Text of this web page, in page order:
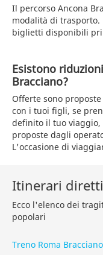
Il percorso Ancona
modalità di
biglietti disponibili
Esistono
Bracciano?
Offerte sono
con i tuoi figli, se
definito il tuo
proposte dagli
L'occasione di
Itinerari
Ecco l'elenco dei
popolari
Treno Roma Bracciano